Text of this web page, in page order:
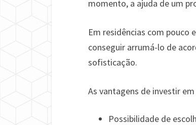
momento, a ajuda de um
Em residências com pouco
conseguir arrumá-lo de
sofisticação.
As vantagens de investir
Possibilidade de